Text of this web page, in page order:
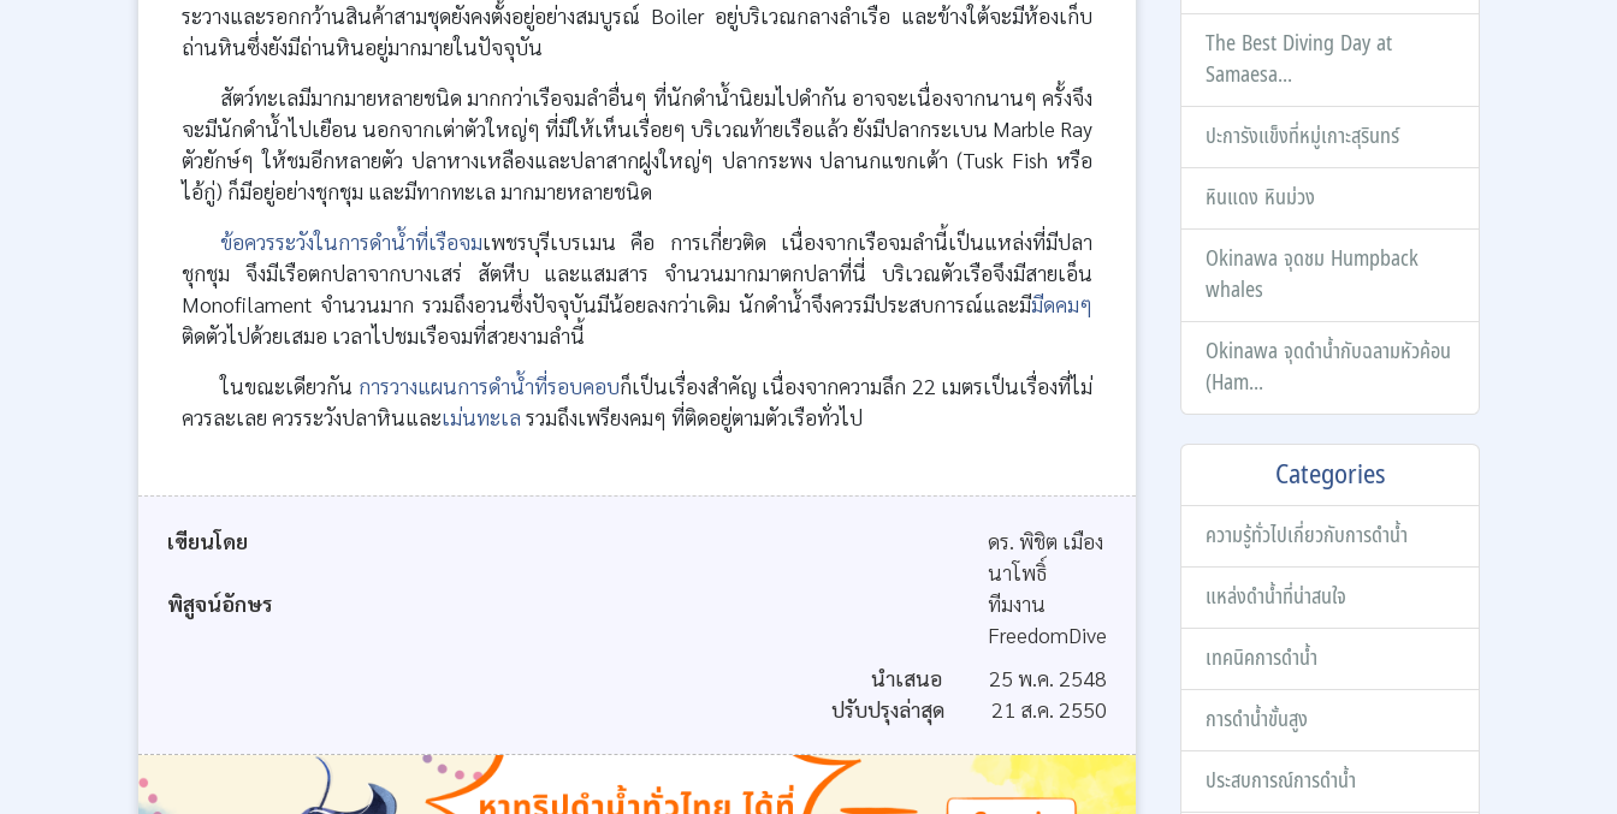
The Best Diving Day at
Samaesa...
ปะการังแข็งที่หมู่เกาะสุรินทร์
หินแดง หินม่วง
Okinawa จุดชม Humpback
whales
Okinawa จุดดำน้ำกับฉลามหัวค้อน
(Ham...
Categories
ความรู้ทั่วไปเกี่ยวกับการดำน้ำ
แหล่งดำน้ำที่น่าสนใจ
เทคนิคการดำน้ำ
การดำน้ำขั้นสูง
ประสบการณ์การดำน้ำ
ระวางและรอกกว้านสินค้าสามชุดยังคงตั้งอยู่อย่างสมบูรณ์ Boiler อยู่บริเวณกลางลำเรือ และข้างใต้จะมีห้องเก็บ
ถ่านหินซึ่งยังมีถ่านหินอยู่มากมายในปัจจุบัน
สัตว์ทะเลมีมากมายหลายชนิด มากกว่าเรือจมลำอื่นๆ ที่นักดำน้ำนิยมไปดำกัน อาจจะเนื่องจากนานๆ ครั้งจึง
จะมีนักดำน้ำไปเยือน นอกจากเต่าตัวใหญ่ๆ ที่มีให้เห็นเรื่อยๆ บริเวณท้ายเรือแล้ว ยังมีปลากระเบน Marble Ray
ตัวยักษ์ๆ ให้ชมอีกหลายตัว ปลาหางเหลืองและปลาสากฝูงใหญ่ๆ ปลากระพง ปลานกแขกเต้า (Tusk Fish หรือ
ไอ้กู่) ก็มีอยู่อย่างชุกชุม และมีทากทะเล มากมายหลายชนิด
ข้อควรระวังในการดำน้ำที่เรือจมเพชรบุรีเบรเมน คือ การเกี่ยวติด เนื่องจากเรือจมลำนี้เป็นแหล่งที่มีปลา
ชุกชุม จึงมีเรือตกปลาจากบางเสร่ สัตหีบ และแสมสาร จำนวนมากมาตกปลาที่นี่ บริเวณตัวเรือจึงมีสายเอ็น
Monofilament จำนวนมาก รวมถึงอวนซึ่งปัจจุบันมีน้อยลงกว่าเดิม นักดำน้ำจึงควรมีประสบการณ์และมีมีดคมๆ
ติดตัวไปด้วยเสมอ เวลาไปชมเรือจมที่สวยงามลำนี้
ในขณะเดียวกัน การวางแผนการดำน้ำที่รอบคอบก็เป็นเรื่องสำคัญ เนื่องจากความลึก 22 เมตรเป็นเรื่องที่ไม่
ควรละเลย ควรระวังปลาหินและเม่นทะเล รวมถึงเพรียงคมๆ ที่ติดอยู่ตามตัวเรือทั่วไป
เขียนโดย
ดร. พิชิต เมือง
นาโพธิ์
พิสูจน์อักษร
ทีมงาน
FreedomDive
นำเสนอ
25 พ.ค. 2548
ปรับปรุงล่าสุด
21 ส.ค. 2550